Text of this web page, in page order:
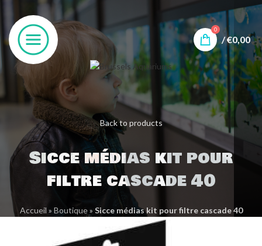
0
/€0,00
Back to products
Sicce médias kit pour
filtre cascade 40
Accueil » Boutique» Sicce médias kit pour filtre cascade 40